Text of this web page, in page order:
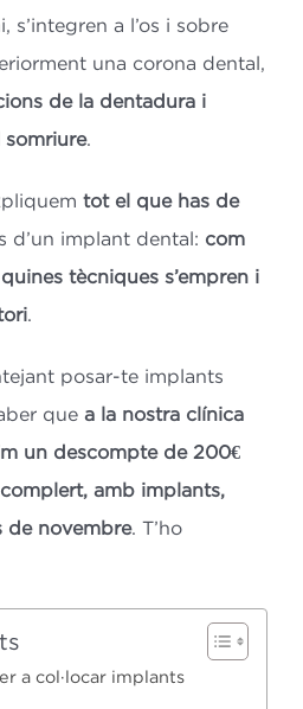
s’integren a l’os i sobre
una corona dental,
de la dentadura i
somriure.
tot el que has de
d’un implant dental: com
tècniques s’empren i
.
posar-te implants
quea la nostra clínica
un descompte de 200€
amb implants,
de novembre. T’ho
a col·locar implants